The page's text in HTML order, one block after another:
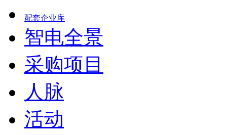
配套企业库
智电全景
采购项目
人脉
活动